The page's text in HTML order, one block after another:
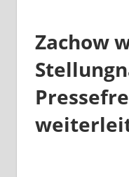
Zachow